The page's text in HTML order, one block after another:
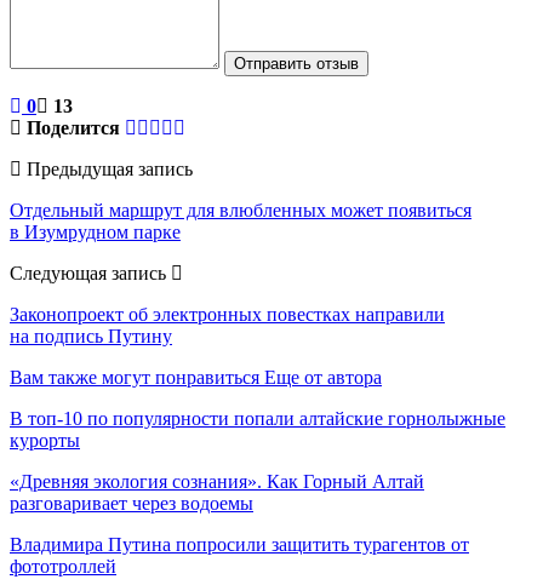
Отправить отзыв
0
13
Поделится
Предыдущая запись
Отдельный маршрут для влюбленных может появиться
в Изумрудном парке
Следующая запись
Законопроект об электронных повестках направили
на подпись Путину
Вам также могут понравиться Еще от автора
В топ-10 по популярности попали алтайские горнолыжные
курорты
«Древняя экология сознания». Как Горный Алтай
разговаривает через водоемы
Владимира Путина попросили защитить турагентов от
фототроллей